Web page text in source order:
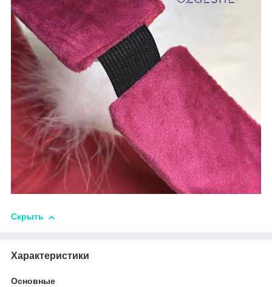
Скрыть
Характеристики
Основные